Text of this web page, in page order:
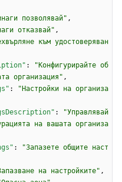
позволявай" ,
отказвай" ,
към удостоверяван
:
"Конфигурирайте об
организация" ,
:
"Настройки на организа
:
"Управлявай
на вашата организа
:
"Запазете общите наст
на настройките" ,